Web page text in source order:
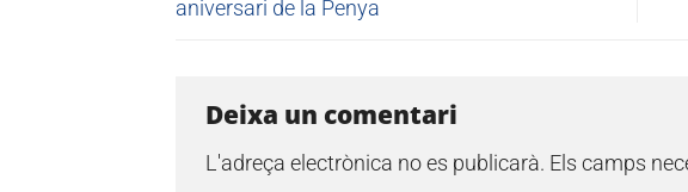
aniversari de la Penya
Deixa un comentari
L'adreça electrònica no es publicarà. Els camps